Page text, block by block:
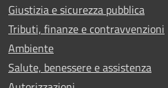
Giustizia e sicurezza pubblica
Tributi, finanze e contravvenzioni
Ambiente
Salute, benessere e assistenza